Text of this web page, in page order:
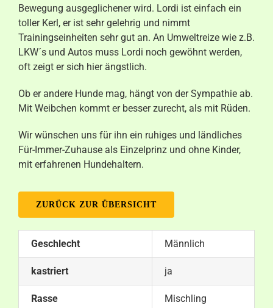
Bewegung ausgeglichener wird. Lordi ist einfach ein
toller Kerl, er ist sehr gelehrig und nimmt
Trainingseinheiten sehr gut an. An Umweltreize wie z.B.
LKW´s und Autos muss Lordi noch gewöhnt werden,
oft zeigt er sich hier ängstlich.
Ob er andere Hunde mag, hängt von der Sympathie ab.
Mit Weibchen kommt er besser zurecht, als mit Rüden.
Wir wünschen uns für ihn ein ruhiges und ländliches
Für-Immer-Zuhause als Einzelprinz und ohne Kinder,
mit erfahrenen Hundehaltern.
ZURÜCK ZUR ÜBERSICHT
Geschlecht Männlich
kastriert ja
Rasse Mischling